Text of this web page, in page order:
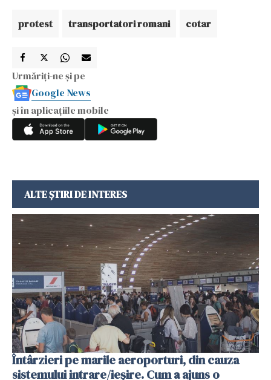
protest transportatori romani cotar
Urmăriți-ne și pe
Google News
și în aplicațiile mobile
ALTE ȘTIRI DE INTERES
Întârzieri pe marile aeroporturi, din cauza
sistemului intrare/ieșire. Cum a ajuns o